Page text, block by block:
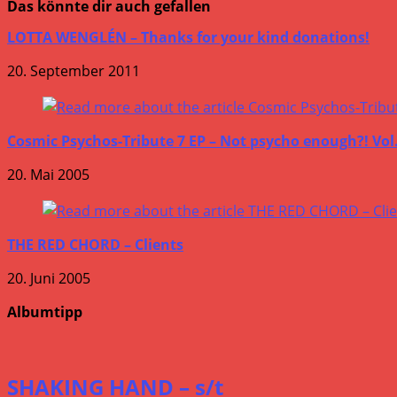
Das könnte dir auch gefallen
LOTTA WENGLÉN – Thanks for your kind donations!
20. September 2011
Cosmic Psychos-Tribute 7 EP – Not psycho enough?!
20. Mai 2005
THE RED CHORD – Clients
20. Juni 2005
Albumtipp
SHAKING HAND – s/t